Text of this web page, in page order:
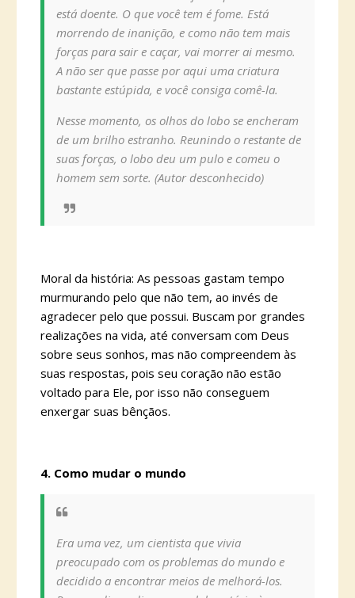
está doente. O que você tem é fome. Está
morrendo de inanição, e como não tem mais
forças para sair e caçar, vai morrer ai mesmo.
A não ser que passe por aqui uma criatura
bastante estúpida, e você consiga comê-la.
Nesse momento, os olhos do lobo se encheram
de um brilho estranho. Reunindo o restante de
suas forças, o lobo deu um pulo e comeu o
homem sem sorte. (Autor desconhecido)
Moral da história: As pessoas gastam tempo
murmurando pelo que não tem, ao invés de
agradecer pelo que possui. Buscam por grandes
realizações na vida, até conversam com Deus
sobre seus sonhos, mas não compreendem às
suas respostas, pois seu coração não estão
voltado para Ele, por isso não conseguem
enxergar suas bênçãos.
4. Como mudar o mundo
Era uma vez, um cientista que vivia
preocupado com os problemas do mundo e
decidido a encontrar meios de melhorá-los.